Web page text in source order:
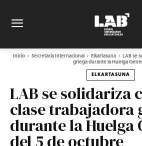
Inicio Secretaría Internacional Elkartasuna
LAB se
griega durante la Huelga
ELKARTASUNA
LAB se solidariza
clase trabajadora
durante la Huelga
del 5 de octubre